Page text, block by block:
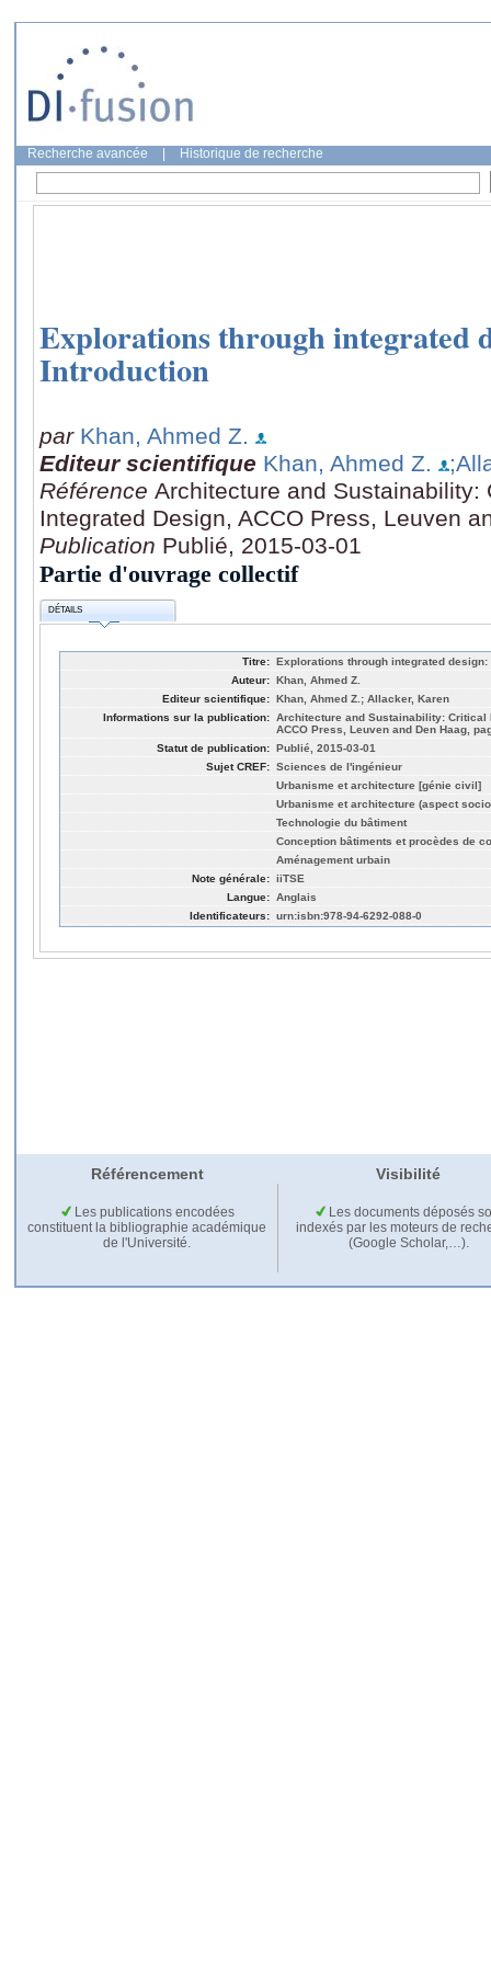
Recherche avancée Historique de recherche
Explorations through integrated
Introduction
par Khan, Ahmed Z.
Editeur scientifique Khan, Ahmed Z.
Référence Architecture and Sustainability:
Integrated Design, ACCO Press, Leuven
Publication Publié, 2015-03-01
Partie d'ouvrage collectif
DÉTAILS
Titre: Explorations through integrated design:
Auteur: Khan, Ahmed Z.
Editeur scientifique: Khan, Ahmed Z.; Allacker, Karen
Informations sur la publication: Architecture and Sustainability:
ACCO Press, Leuven and Den Haag,
Statut de publication: Publié, 2015-03-01
Sujet CREF: Sciences de l'ingénieur
Urbanisme et architecture [génie civil]
Urbanisme et architecture (aspect
Technologie du bâtiment
Conception bâtiments et procèdes de
Aménagement urbain
Note générale: iiTSE
Langue: Anglais
Identificateurs: urn:isbn:978-94-6292-088-0
Référencement Visibilité
Les publications encodées
constituent la bibliographie académique
de l'Université.
Les documents déposés
indexés par les moteurs de
(Google Scholar,…).